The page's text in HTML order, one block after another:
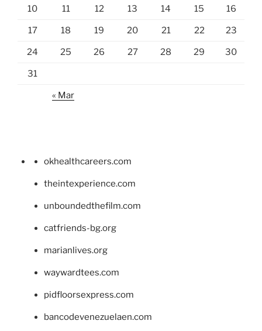
10 11 12 13 14 15 16
17 18 19 20 21 22 23
24 25 26 27 28 29 30
31
« Mar
okhealthcareers.com
theintexperience.com
unboundedthefilm.com
catfriends-bg.org
marianlives.org
waywardtees.com
pidfloorsexpress.com
bancodevenezuelaen.com